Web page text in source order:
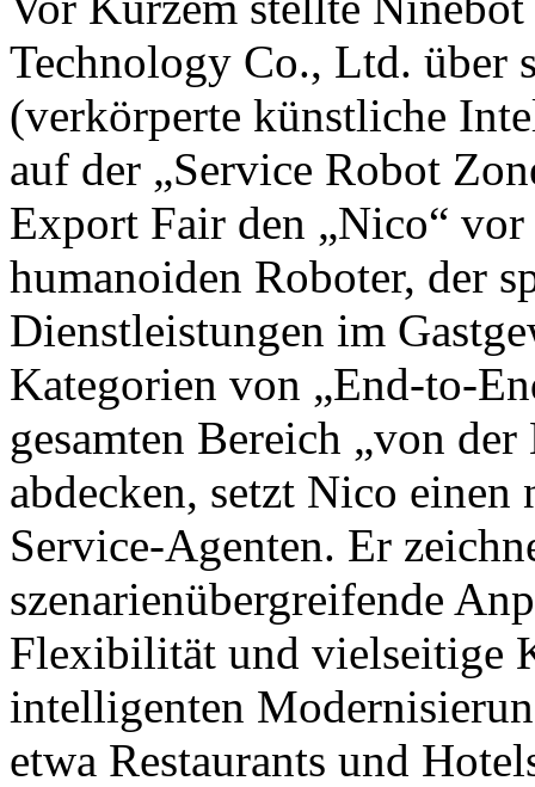
Technology Co., Ltd. über
(verkörperte künstliche
auf der „Service Robot
Export Fair den „Nico“
humanoiden Roboter, der
Dienstleistungen im
Kategorien von „End-to-
gesamten Bereich „von
abdecken, setzt Nico
Service-Agenten. Er
szenarienübergreifende
Flexibilität und vielseitige
intelligenten
etwa Restaurants und